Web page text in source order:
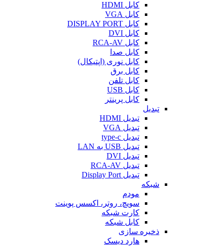
کابل HDMI
کابل VGA
کابل DISPLAY PORT
کابل DVI
کابل RCA-AV
کابل صدا
کابل نوری (اپتیکال)
کابل برق
کابل تلفن
کابل USB
کابل پرینتر
تبدیل
تبدیل HDMI
تبدیل VGA
تبدیل type-c
تبدیل USB به LAN
تبدیل DVI
تبدیل RCA-AV
تبدیل Display Port
شبکه
مودم
سویچ، روتر، اکسس پوینت
کارت شبکه
کابل شبکه
ذخیره سازی
هارد دیسک